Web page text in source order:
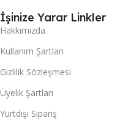
İşinize Yarar Linkler
Hakkımızda
Kullanım Şartları
Gizlilik Sözleşmesi
Üyelik Şartları
Yurtdışı Sipariş